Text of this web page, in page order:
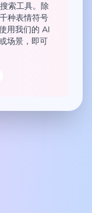
索工具。除
种表情符号
用我们的 AI
场景，即可